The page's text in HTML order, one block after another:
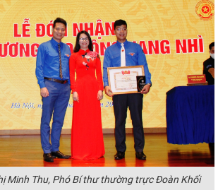
Minh Thu, Phó Bí thư thường trực Đoàn Khối